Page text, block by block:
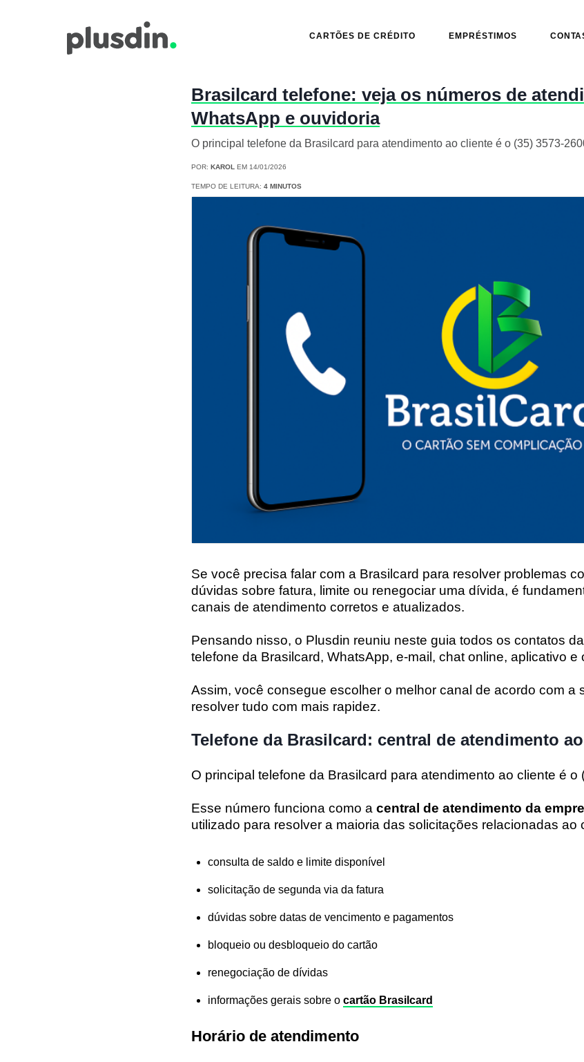
CARTÕES DE CRÉDITO EMPRÉSTIMOS
Brasilcard telefone: veja os números de
WhatsApp e ouvidoria
O principal telefone da Brasilcard para atendimento ao cliente é o (35) 3573-
POR: KAROL EM 14/01/2026
TEMPO DE LEITURA: 4 MINUTOS
Se você precisa falar com a Brasilcard para resolver problemas
dúvidas sobre fatura, limite ou renegociar uma dívida, é
canais de atendimento corretos e atualizados.
Pensando nisso, o Plusdin reuniu neste guia todos os contatos
telefone da Brasilcard, WhatsApp, e-mail, chat online, aplicativo e
Assim, você consegue escolher o melhor canal de acordo com a
resolver tudo com mais rapidez.
Telefone da Brasilcard: central de atendimento
O principal telefone da Brasilcard para atendimento ao cliente é o
Esse número funciona como a central de atendimento da
utilizado para resolver a maioria das solicitações relacionadas ao
consulta de saldo e limite disponível
solicitação de segunda via da fatura
dúvidas sobre datas de vencimento e pagamentos
bloqueio ou desbloqueio do cartão
renegociação de dívidas
informações gerais sobre o cartão Brasilcard
Horário de atendimento